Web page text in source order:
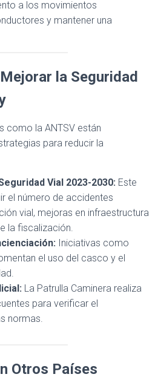
a los movimientos
y mantener una
la Seguridad
como la ANTSV están
para reducir la
Vial 2023-2030: Este
el número de accidentes
vial, mejoras en infraestructura
la fiscalización.
Iniciativas como
el uso del casco y el
La Patrulla Caminera realiza
para verificar el
normas.
Otros Países